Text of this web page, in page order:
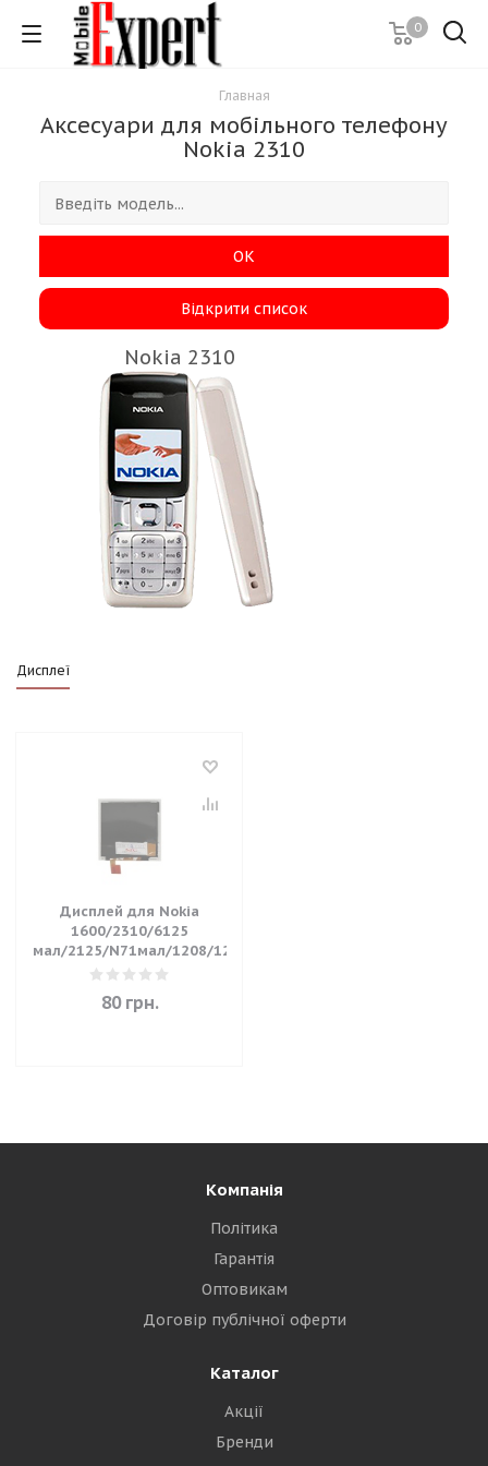
0
Главная
Аксесуари для мобільного телефону
Nokia 2310
ОК
Відкрити список
Nokia 2310
Дисплеї
Дисплей для Nokia
1600/2310/6125
мал/2125/N71мал/1208/1209
80грн.
Компанія
Політика
Гарантія
Оптовикам
Договір публічної оферти
Каталог
Акції
Бренди